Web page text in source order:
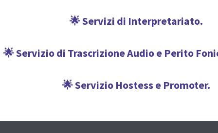
🌟 Servizi di Interpretariato.
🌟 Servizio di Trascrizione Audio e Perito
🌟 Servizio Hostess e Promoter.